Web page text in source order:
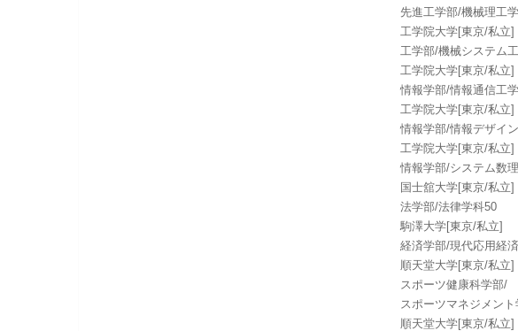
先進工学部/機械理工
工学院大学[東京/私立]
工学部/機械システム
工学院大学[東京/私立]
情報学部/情報通信工
工学院大学[東京/私立]
情報学部/情報デザイ
工学院大学[東京/私立]
情報学部/システム数
国士舘大学[東京/私立]
法学部/法律学科50
駒澤大学[東京/私立]
経済学部/現代応用経
順天堂大学[東京/私立]
スポーツ健康科学部/
スポーツマネジメン
順天堂大学[東京/私立]